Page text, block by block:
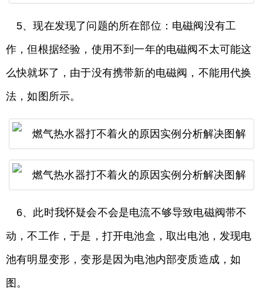
5、现在发现了问题的所在部位：电磁阀没有工
作，但根据经验，使用不到一年的电磁阀不太可能这
么快就坏了，由于没有携带新的电磁阀，不能用代换
法，如图所示。
6、此时我怀疑会不会是电流不够导致电磁阀带不
动，不工作，于是，打开电池盒，取出电池，发现电
池有明显变形，变形是因为电池内部变质造成，如
图。